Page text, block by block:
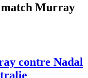
match Murray
contre Nadal